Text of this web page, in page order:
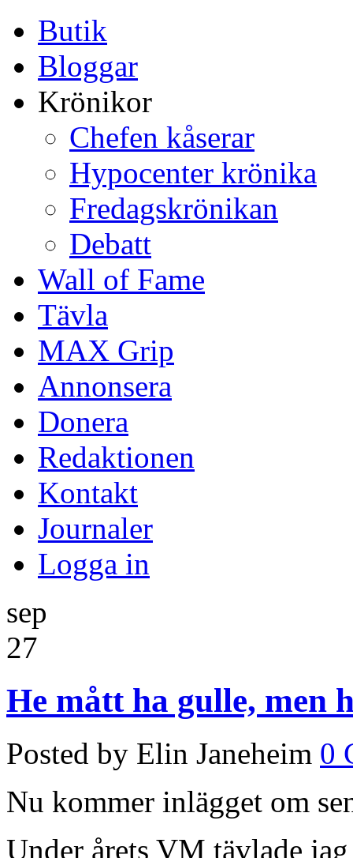
Butik
Bloggar
Krönikor
Chefen kåserar
Hypocenter krönika
Fredagskrönikan
Debatt
Wall of Fame
Tävla
MAX Grip
Annonsera
Donera
Redaktionen
Kontakt
Journaler
Logga in
sep
27
He mått ha gulle, men
Posted by Elin Janeheim 0
Nu kommer inlägget om
Under årets VM tävlade